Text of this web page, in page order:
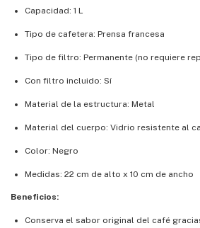
Capacidad: 1 L
Tipo de cafetera: Prensa francesa
Tipo de filtro: Permanente (no requiere
Con filtro incluido: Sí
Material de la estructura: Metal
Material del cuerpo: Vidrio resistente al
Color: Negro
Medidas: 22 cm de alto x 10 cm de ancho
Beneficios:
Conserva el sabor original del café